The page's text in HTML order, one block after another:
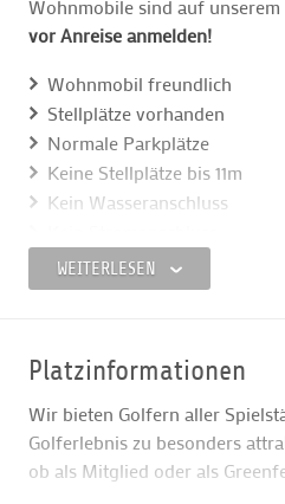
Wohnmobile sind auf unserem
vor Anreise anmelden!
Wohnmobil freundlich
Stellplätze vorhanden
Normale Parkplätze
Keine Stellplätze bis 11m
Kein Wasseranschluss
Hunde sind erlaubt
Anzahl Stellplätze: 3
noch ausgebaut werden.
WEITERLESEN
Platzinformationen
Wir bieten Golfern aller
Golferlebnis zu besonders
ob als Mitglied oder als